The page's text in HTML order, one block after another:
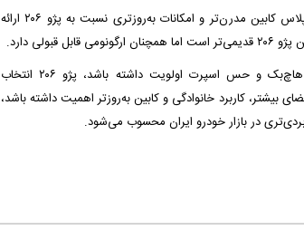
در بخش طراحی داخلی، رانا پلاس کابین مدرن‌تر و امکانات به‌روزتری نسبت به پژو ۲۰۶ ارائه
قبولی دارد.
اگر رانندگی چابک، طراحی هاچ‌بک و حس اسپرت اولویت داشته باشد، پژو ۲۰۶ انتخاب
بیشتر، کاربرد خانوادگی و کابین به‌روزتر اهمیت داشته باشد،
در بازار خودرو ایران محسوب می‌شود.